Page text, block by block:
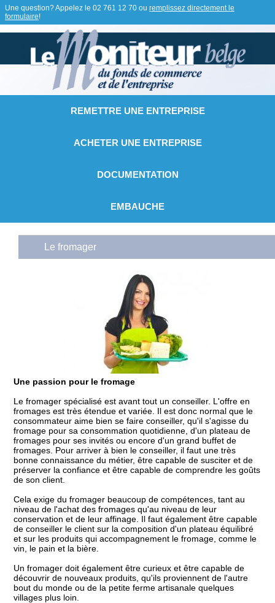
Une question? Appelez le 02 761 12 70 ou remplissez directement le
formulaire!
REMETTRE UNE ENTREPRISE
ACHETER UNE ENTREPRISE
DOCUMENTATION
EMBAUCHE
Le fromager
Une passion pour le fromage
Le fromager spécialisé est avant tout un conseiller. L'offre en
fromages est très étendue et variée. Il est donc normal que le
consommateur aime bien se faire conseiller, qu'il s'agisse du
fromage pour sa consommation quotidienne, d'un plateau de
fromages pour ses invités ou encore d'un grand buffet de
fromages. Pour arriver à bien le conseiller, il faut une très
bonne connaissance du métier, être capable de susciter et de
préserver la confiance et être capable de comprendre les goûts
de son client.
Cela exige du fromager beaucoup de compétences, tant au
niveau de l'achat des fromages qu'au niveau de leur
conservation et de leur affinage. Il faut également être capable
de conseiller le client sur la composition d'un plateau équilibré
et sur les produits qui accompagnement le fromage, comme le
vin, le pain et la bière.
Un fromager doit également être curieux et être capable de
découvrir de nouveaux produits, qu'ils proviennent de l'autre
bout du monde ou de la petite ferme artisanale quelques
villages plus loin.